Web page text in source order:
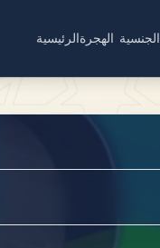
الرئيسيةالهجرة الجنسية